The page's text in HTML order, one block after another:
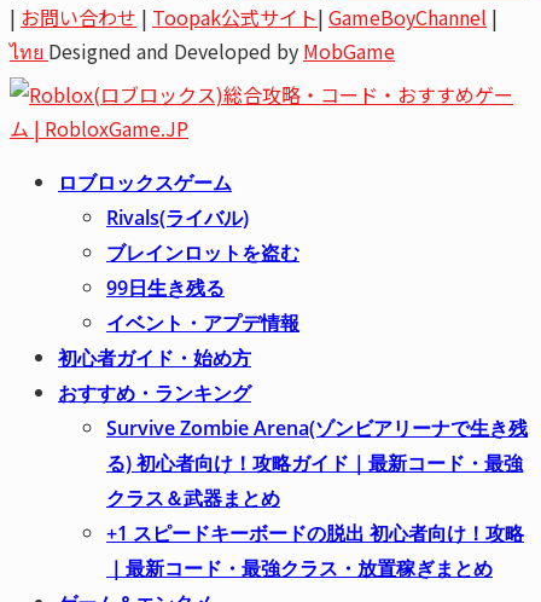
| お問い合わせ | Toopak公式サイト| GameBoyChannel |
ไทย Designed and Developed by MobGame
ロブロックスゲーム
Rivals(ライバル)
ブレインロットを盗む
99日生き残る
イベント・アプデ情報
初心者ガイド・始め方
おすすめ・ランキング
Survive Zombie Arena(ゾンビアリーナで生き残
る) 初心者向け！攻略ガイド｜最新コード・最強
クラス＆武器まとめ
+1 スピードキーボードの脱出 初心者向け！攻略
｜最新コード・最強クラス・放置稼ぎまとめ